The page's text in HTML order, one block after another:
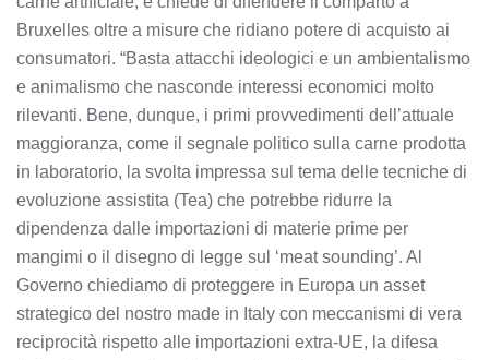
Bruxelles oltre a misure che ridiano potere di acquisto ai
consumatori. “Basta attacchi ideologici e un ambientalismo
e animalismo che nasconde interessi economici molto
rilevanti. Bene, dunque, i primi provvedimenti dell’attuale
maggioranza, come il segnale politico sulla carne prodotta
in laboratorio, la svolta impressa sul tema delle tecniche di
evoluzione assistita (Tea) che potrebbe ridurre la
dipendenza dalle importazioni di materie prime per
mangimi o il disegno di legge sul ‘meat sounding’. Al
Governo chiediamo di proteggere in Europa un asset
strategico del nostro made in Italy con meccanismi di vera
reciprocità rispetto alle importazioni extra-UE, la difesa